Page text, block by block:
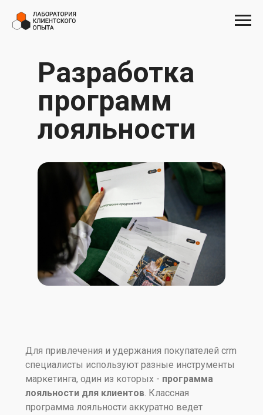
Разработка
программ
лояльности
Для привлечения и удержания покупателей crm
специалисты используют разные инструменты
маркетинга, один из которых - программа
лояльности для клиентов. Классная
программа лояльности аккуратно ведет